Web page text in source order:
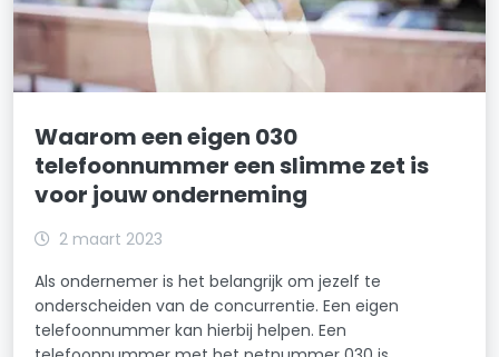
Waarom een eigen 030
telefoonnummer een slimme zet is
voor jouw onderneming
2 maart 2023
Als ondernemer is het belangrijk om jezelf te
onderscheiden van de concurrentie. Een eigen
telefoonnummer kan hierbij helpen. Een